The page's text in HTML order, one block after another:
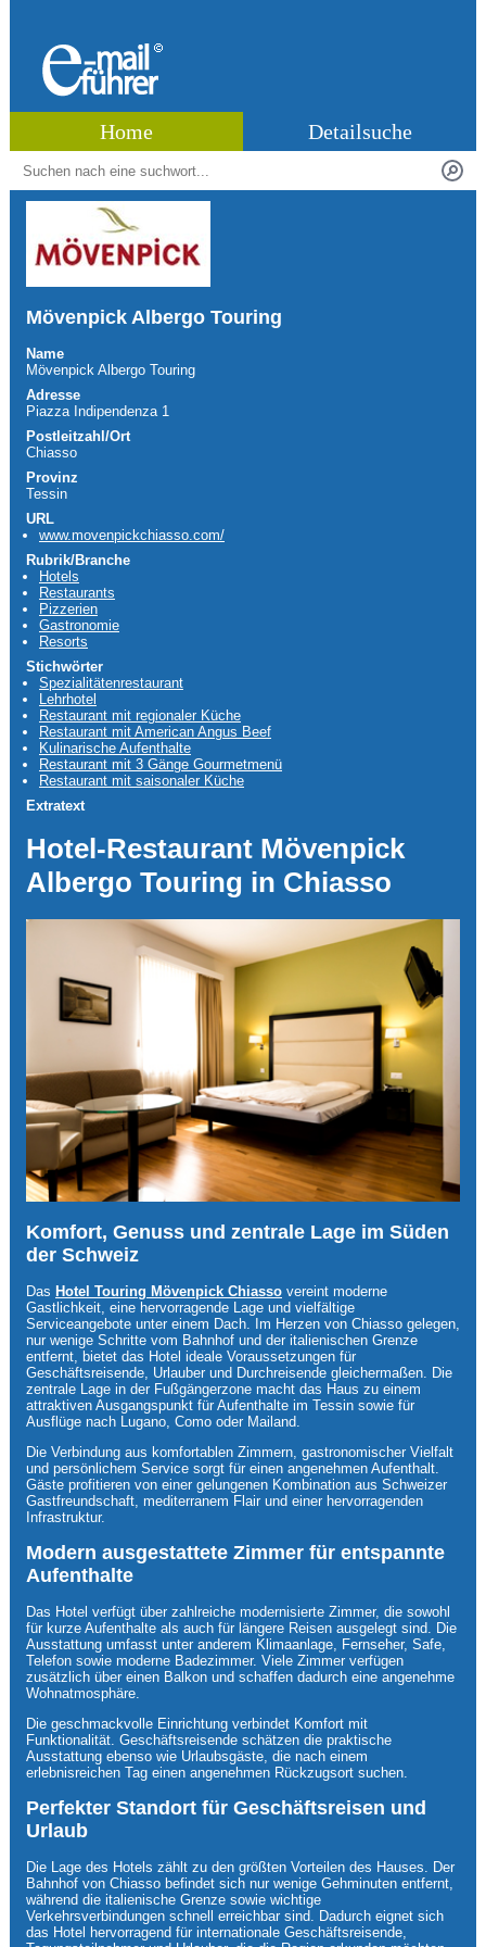
Home Detailsuche
Mövenpick Albergo Touring
Name
Mövenpick Albergo Touring
Adresse
Piazza Indipendenza 1
Postleitzahl/Ort
Chiasso
Provinz
Tessin
URL
www.movenpickchiasso.com/
Rubrik/Branche
Hotels
Restaurants
Pizzerien
Gastronomie
Resorts
Stichwörter
Spezialitätenrestaurant
Lehrhotel
Restaurant mit regionaler Küche
Restaurant mit American Angus Beef
Kulinarische Aufenthalte
Restaurant mit 3 Gänge Gourmetmenü
Restaurant mit saisonaler Küche
Extratext
Hotel-Restaurant Mövenpick
Albergo Touring in Chiasso
Komfort, Genuss und zentrale Lage im Süden
der Schweiz
Das Hotel Touring Mövenpick Chiasso vereint moderne
Gastlichkeit, eine hervorragende Lage und vielfältige
Serviceangebote unter einem Dach. Im Herzen von Chiasso gelegen,
nur wenige Schritte vom Bahnhof und der italienischen Grenze
entfernt, bietet das Hotel ideale Voraussetzungen für
Geschäftsreisende, Urlauber und Durchreisende gleichermaßen. Die
zentrale Lage in der Fußgängerzone macht das Haus zu einem
attraktiven Ausgangspunkt für Aufenthalte im Tessin sowie für
Ausflüge nach Lugano, Como oder Mailand.
Die Verbindung aus komfortablen Zimmern, gastronomischer Vielfalt
und persönlichem Service sorgt für einen angenehmen Aufenthalt.
Gäste profitieren von einer gelungenen Kombination aus Schweizer
Gastfreundschaft, mediterranem Flair und einer hervorragenden
Infrastruktur.
Modern ausgestattete Zimmer für entspannte
Aufenthalte
Das Hotel verfügt über zahlreiche modernisierte Zimmer, die sowohl
für kurze Aufenthalte als auch für längere Reisen ausgelegt sind. Die
Ausstattung umfasst unter anderem Klimaanlage, Fernseher, Safe,
Telefon sowie moderne Badezimmer. Viele Zimmer verfügen
zusätzlich über einen Balkon und schaffen dadurch eine angenehme
Wohnatmosphäre.
Die geschmackvolle Einrichtung verbindet Komfort mit
Funktionalität. Geschäftsreisende schätzen die praktische
Ausstattung ebenso wie Urlaubsgäste, die nach einem
erlebnisreichen Tag einen angenehmen Rückzugsort suchen.
Perfekter Standort für Geschäftsreisen und
Urlaub
Die Lage des Hotels zählt zu den größten Vorteilen des Hauses. Der
Bahnhof von Chiasso befindet sich nur wenige Gehminuten entfernt,
während die italienische Grenze sowie wichtige
Verkehrsverbindungen schnell erreichbar sind. Dadurch eignet sich
das Hotel hervorragend für internationale Geschäftsreisende,